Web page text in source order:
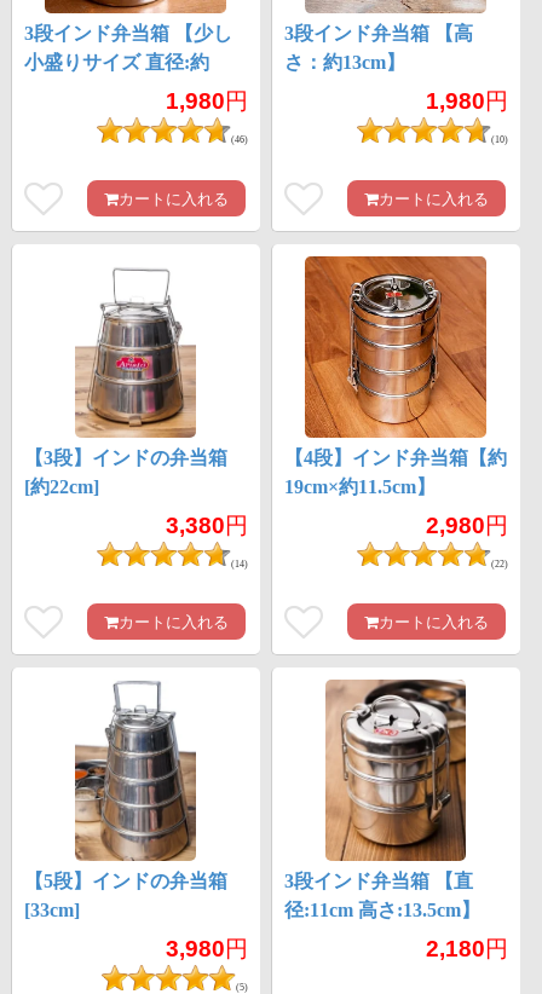
3段インド弁当箱 【少し
小盛りサイズ 直径:約
10cm 高さ:約12cm】1,980円
(46)
カートに入れる
3段インド弁当箱 【高
さ：約13cm】
1,980円
(10)
カートに入れる
【3段】インドの弁当箱
[約22cm]
3,380円
(14)
カートに入れる
【4段】インド弁当箱【約
19cm×約11.5cm】
2,980円
(22)
カートに入れる
【5段】インドの弁当箱
[33cm]
3,980円
(5)
3段インド弁当箱 【直
径:11cm 高さ:13.5cm】
2,180円